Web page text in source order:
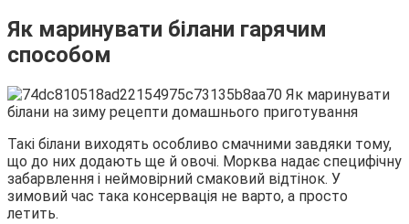
Як маринувати білани гарячим
способом
Такі білани виходять особливо смачними завдяки тому,
що до них додають ще й овочі. Морква надає специфічну
забарвлення і неймовірний смаковий відтінок. У
зимовий час така консервація не варто, а просто
летить.